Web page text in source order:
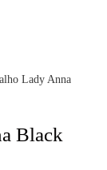
Lady Anna
Black